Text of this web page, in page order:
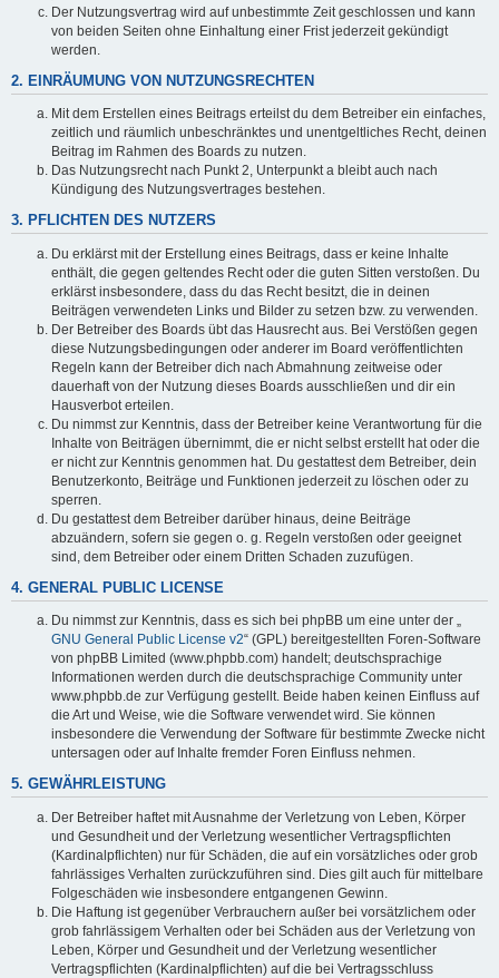
Der Nutzungsvertrag wird auf unbestimmte Zeit geschlossen und kann
von beiden Seiten ohne Einhaltung einer Frist jederzeit gekündigt
werden.
2. EINRÄUMUNG VON NUTZUNGSRECHTEN
Mit dem Erstellen eines Beitrags erteilst du dem Betreiber ein einfaches,
zeitlich und räumlich unbeschränktes und unentgeltliches Recht, deinen
Beitrag im Rahmen des Boards zu nutzen.
Das Nutzungsrecht nach Punkt 2, Unterpunkt a bleibt auch nach
Kündigung des Nutzungsvertrages bestehen.
3. PFLICHTEN DES NUTZERS
Du erklärst mit der Erstellung eines Beitrags, dass er keine Inhalte
enthält, die gegen geltendes Recht oder die guten Sitten verstoßen. Du
erklärst insbesondere, dass du das Recht besitzt, die in deinen
Beiträgen verwendeten Links und Bilder zu setzen bzw. zu verwenden.
Der Betreiber des Boards übt das Hausrecht aus. Bei Verstößen gegen
diese Nutzungsbedingungen oder anderer im Board veröffentlichten
Regeln kann der Betreiber dich nach Abmahnung zeitweise oder
dauerhaft von der Nutzung dieses Boards ausschließen und dir ein
Hausverbot erteilen.
Du nimmst zur Kenntnis, dass der Betreiber keine Verantwortung für die
Inhalte von Beiträgen übernimmt, die er nicht selbst erstellt hat oder die
er nicht zur Kenntnis genommen hat. Du gestattest dem Betreiber, dein
Benutzerkonto, Beiträge und Funktionen jederzeit zu löschen oder zu
sperren.
Du gestattest dem Betreiber darüber hinaus, deine Beiträge
abzuändern, sofern sie gegen o. g. Regeln verstoßen oder geeignet
sind, dem Betreiber oder einem Dritten Schaden zuzufügen.
4. GENERAL PUBLIC LICENSE
Du nimmst zur Kenntnis, dass es sich bei phpBB um eine unter der „
GNU General Public License v2“ (GPL) bereitgestellten Foren-Software
von phpBB Limited (www.phpbb.com) handelt; deutschsprachige
Informationen werden durch die deutschsprachige Community unter
www.phpbb.de zur Verfügung gestellt. Beide haben keinen Einfluss auf
die Art und Weise, wie die Software verwendet wird. Sie können
insbesondere die Verwendung der Software für bestimmte Zwecke nicht
untersagen oder auf Inhalte fremder Foren Einfluss nehmen.
5. GEWÄHRLEISTUNG
Der Betreiber haftet mit Ausnahme der Verletzung von Leben, Körper
und Gesundheit und der Verletzung wesentlicher Vertragspflichten
(Kardinalpflichten) nur für Schäden, die auf ein vorsätzliches oder grob
fahrlässiges Verhalten zurückzuführen sind. Dies gilt auch für mittelbare
Folgeschäden wie insbesondere entgangenen Gewinn.
Die Haftung ist gegenüber Verbrauchern außer bei vorsätzlichem oder
grob fahrlässigem Verhalten oder bei Schäden aus der Verletzung von
Leben, Körper und Gesundheit und der Verletzung wesentlicher
Vertragspflichten (Kardinalpflichten) auf die bei Vertragsschluss